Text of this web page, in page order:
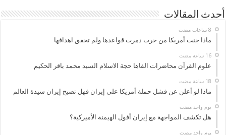
أحدث المقالات
ماذا جنت أمريكا من حرب دمرت قواعدها ولم تحقق اهدافها
‏16 ساعة مضت
علوم القرآن محاضرات القاها حجة الاسلام السيد محمد باقر الحكيم
ماذا لو أعلن عن فشل حملة أمريكا على إيران فهل تصبح إيران سيدة العالم
‏يوم واحد مضت
هل تكشف المواجهة مع إيران أفول الهيمنة الأميركية؟
‏يوم واحد مضت